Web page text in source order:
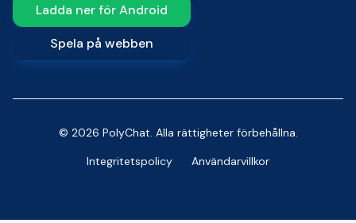
Ladda ner för Android
Spela på webben
© 2026 PolyChat. Alla rättigheter förbehållna.
Integritetspolicy
Användarvillkor